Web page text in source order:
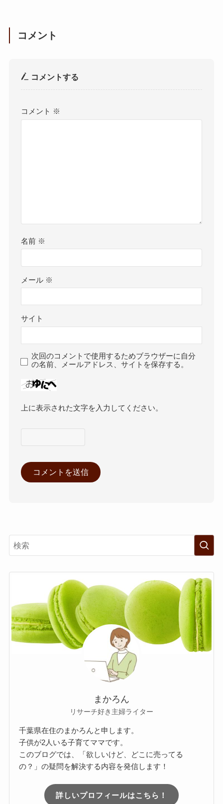
コメント
コメントする
コメント ※
名前 ※
メール ※
サイト
次回のコメントで使用するためブラウザーに自分
の名前、メールアドレス、サイトを保存する。
上に表示された文字を入力してください。
まかろん
リサーチ好き主婦ライター
千葉県在住のまかろんと申します。
子供が2人いる子育てママです。
このブログでは、「欲しいけど、どこに売ってる
の？」の疑問を解決する内容を発信します！
詳しいプロフィールはこちら！